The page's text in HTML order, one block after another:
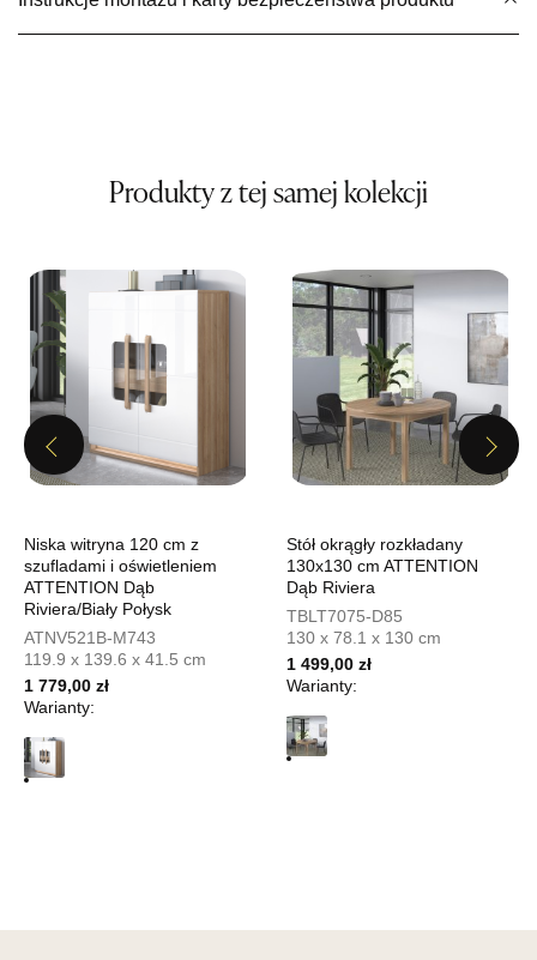
Pn-Pt: 09:00-17:00, Sb: 09:00-13:00
SALON MEBLOWY MEBLE EXPO
UL.PLAC DĄBROWSKIEGO 3
76-200 SŁUPSK
Nr tel.
Adres e-mail:
salon@mebleexpo.com.pl
Godziny otwarcia
Pn-Pt: 10:00-18:00, Sb: 10:00-15:00
499,00 zł 399,20 zł
Najniższa cena sprzedawcy z ostatnich 30 dni 499,00 zł
SALON MEBLOWY MEBLOSTYL
Salon meblowy
UL.PIONIERÓW 44
66-600 KROSNO ODRZAŃSKIE
Nr tel.
Adres e-mail:
meblostyl01@op.pl
Godziny otwarcia
Produkty z tej samej kolekcji
Previous
Niska witryna 120 cm z
szufladami i oświetleniem
ATTENTION Dąb
Riviera/Biały Połysk
ATNV521B-M743
119.9 x 139.6 x 41.5 cm
1 779,00 zł
Warianty:
Stół okrągły rozkładany
130x130 cm ATTENTION
Dąb Riviera
TBLT7075-D85
130 x 78.1 x 130 cm
1 499,00 zł
Warianty:
Next